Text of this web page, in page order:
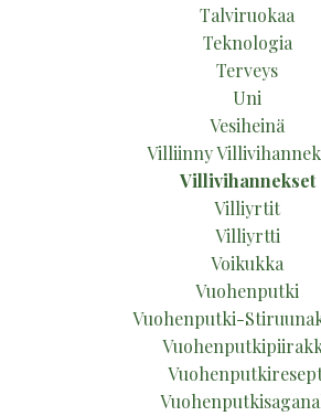
Talviruokaa
Teknologia
Terveys
Uni
Vesiheinä
Villiinny
Villivihannekset
Villiyrtit
Villiyrtti
Voikukka
Vuohenputki
Vuohenputki-